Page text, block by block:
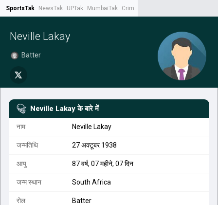
SportsTak NewsTak UPTak MumbaiTak CrimeTak
Neville Lakay
Batter
Neville Lakay के बारे में
नाम Neville Lakay
जन्मतिथि 27 अक्टूबर 1938
आयु 87 वर्ष, 07 महीने, 07 दिन
जन्म स्थान South Africa
रोल Batter